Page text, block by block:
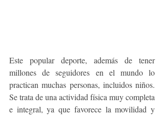
Este popular deporte, además de tener
millones de seguidores en el mundo lo
practican muchas personas, incluidos niños.
Se trata de una actividad física muy completa
e integral, ya que favorece la movilidad y